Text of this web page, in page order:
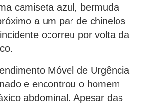
camiseta azul, bermuda
a um par de chinelos
ocorreu por volta da
Móvel de Urgência
e encontrou o homem
abdominal. Apesar das